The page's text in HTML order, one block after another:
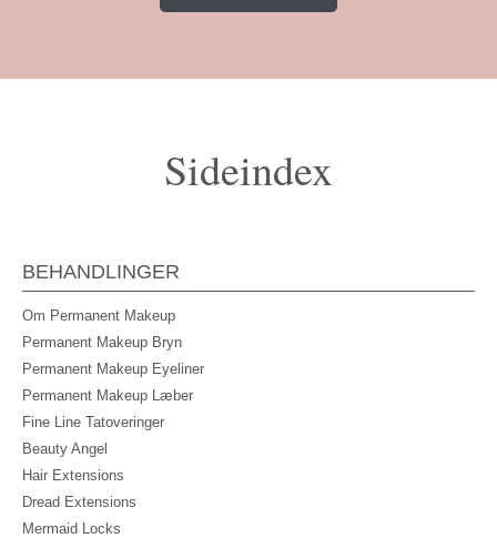
Sideindex
BEHANDLINGER
Om Permanent Makeup
Permanent Makeup Bryn
Permanent Makeup Eyeliner
Permanent Makeup Læber
Fine Line Tatoveringer
Beauty Angel
Hair Extensions
Dread Extensions
Mermaid Locks